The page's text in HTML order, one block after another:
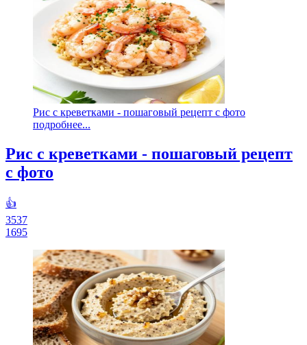
Рис с креветками - пошаговый рецепт с фото
подробнее...
Рис с креветками - пошаговый рецепт
с фото
👍
3537
1695